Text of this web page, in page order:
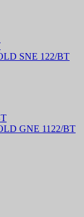
SNE 122/BT
GNE 1122/BT